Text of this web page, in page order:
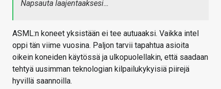
Napsauta laajentaaksesi…
ASML:n koneet yksistään ei tee autuaaksi. Vaikka intel
oppi tän viime vuosina. Paljon tarvii tapahtua asioita
oikein koneiden käytössä ja ulkopuolellakin, että saadaan
tehtyä uusimman teknologian kilpailukykyisiä piirejä
hyvillä saannoilla.